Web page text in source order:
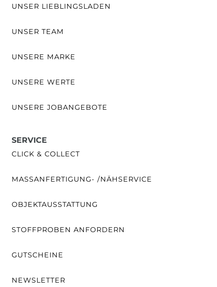
UNSER LIEBLINGSLADEN
UNSER TEAM
UNSERE MARKE
UNSERE WERTE
UNSERE JOBANGEBOTE
SERVICE
CLICK & COLLECT
MASSANFERTIGUNG- /NÄHSERVICE
OBJEKTAUSSTATTUNG
STOFFPROBEN ANFORDERN
GUTSCHEINE
NEWSLETTER